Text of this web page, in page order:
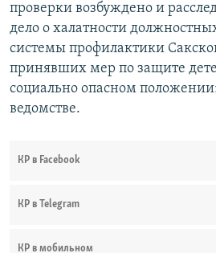
проверки возбуждено и
дело о халатности
системы профилактики
принявших мер по защите
социально опасном
ведомстве.
КР в Facebook
КР в Telegram
КР в мобильном